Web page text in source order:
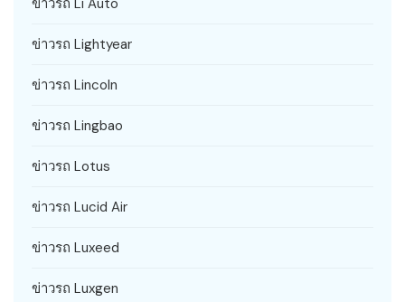
ข่าวรถ Lightyear
ข่าวรถ Lincoln
ข่าวรถ Lingbao
ข่าวรถ Lotus
ข่าวรถ Lucid Air
ข่าวรถ Luxeed
ข่าวรถ Luxgen